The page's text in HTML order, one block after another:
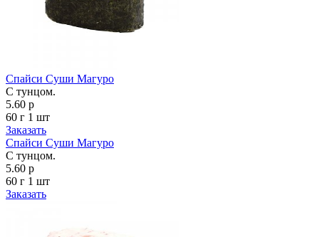
Спайси Суши Магуро
С тунцом.
5.60 р
60 г 1 шт
Заказать
Спайси Суши Магуро
С тунцом.
5.60 р
60 г 1 шт
Заказать